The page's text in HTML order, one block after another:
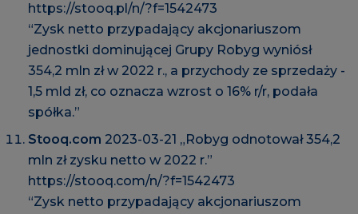
https://stooq.pl/n/?f=1542473
“Zysk netto przypadający akcjonariuszom
jednostki dominującej Grupy Robyg wyniósł
354,2 mln zł w 2022 r., a przychody ze sprzedaży -
1,5 mld zł, co oznacza wzrost o 16% r/r, podała
spółka.”
Stooq.com 2023-03-21 „Robyg odnotował 354,2
mln zł zysku netto w 2022 r.”
https://stooq.com/n/?f=1542473
“Zysk netto przypadający akcjonariuszom